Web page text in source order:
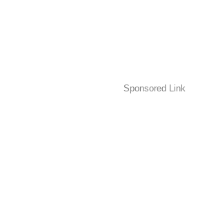
Sponsored Link